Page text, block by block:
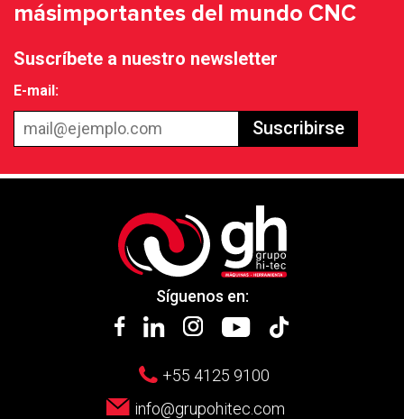
másimportantes del mundo CNC
Suscríbete a nuestro newsletter
E-mail:
Suscribirse
Síguenos en:
+55 4125 9100
info@grupohitec.com